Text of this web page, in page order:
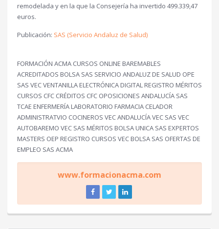
remodelada y en la que la Consejería ha invertido 499.339,47
euros.
Publicación: SAS (Servicio Andaluz de Salud)
FORMACIÓN ACMA CURSOS ONLINE BAREMABLES
ACREDITADOS BOLSA SAS SERVICIO ANDALUZ DE SALUD OPE
SAS VEC VENTANILLA ELECTRÓNICA DIGITAL REGISTRO MÉRITOS
CURSOS CFC CRÉDITOS CFC OPOSICIONES ANDALUCÍA SAS
TCAE ENFERMERÍA LABORATORIO FARMACIA CELADOR
ADMINISTRATVIO COCINEROS VEC ANDALUCÍA VEC SAS VEC
AUTOBAREMO VEC SAS MÉRITOS BOLSA UNICA SAS EXPERTOS
MASTERS OEP REGISTRO CURSOS VEC BOLSA SAS OFERTAS DE
EMPLEO SAS ACMA
www.formacionacma.com